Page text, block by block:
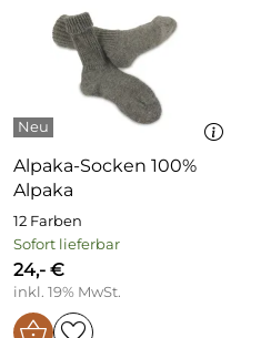
Alpaka-Socken 100%
Alpaka
12 Farben
Sofort lieferbar
24,- €
inkl. 19% MwSt.